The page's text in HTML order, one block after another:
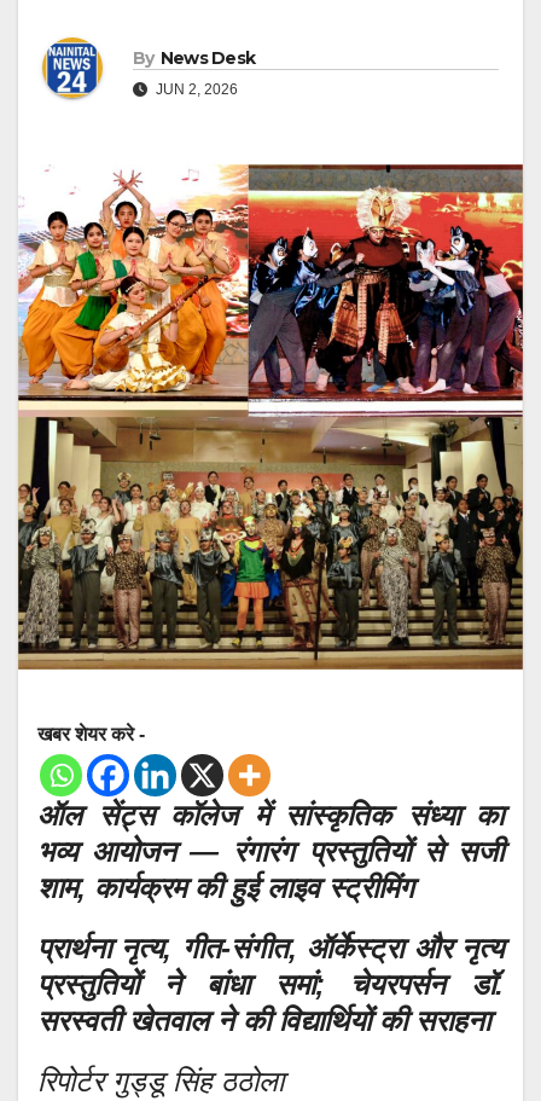
By News Desk
JUN 2, 2026
खबर शेयर करे -
ऑल सेंट्स कॉलेज में सांस्कृतिक संध्या का
भव्य आयोजन — रंगारंग प्रस्तुतियों से सजी
शाम, कार्यक्रम की हुई लाइव स्ट्रीमिंग
प्रार्थना नृत्य, गीत-संगीत, ऑर्केस्ट्रा और नृत्य
प्रस्तुतियों ने बांधा समां; चेयरपर्सन डॉ.
सरस्वती खेतवाल ने की विद्यार्थियों की सराहना
रिपोर्टर गुड्डू सिंह ठठोला